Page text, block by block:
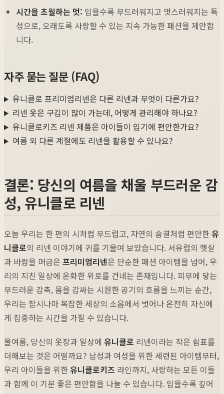
시간을 초월하는 멋: 입을수록 부드러워지고 멋스러워지는 특
성으로, 오래도록 사랑할 수 있는 지속 가능한 패션을 제안합
니다.
자주 묻는 질문 (FAQ)
유니클로 프리미엄리넨은 다른 리넨과 무엇이 다른가요?
리넨 옷은 구김이 많이 가는데, 어떻게 관리해야 하나요?
유니클로키즈 리넨 제품은 아이들이 입기에 편안한가요?
여름 외 다른 계절에도 리넨을 활용할 수 있나요?
결론: 당신의 여름을 채울 부드러운 감
성, 유니클로 리넨
오늘 우리는 한 편의 시처럼 부드럽고, 자연의 숨결처럼 편안한 유
니클로의 리넨 이야기에 귀를 기울여 보았습니다. 서유럽의 햇살
과 바람을 머금은 프리미엄리넨은 단순한 패션 아이템을 넘어, 우
리의 지친 일상에 온화한 위로를 건네는 존재입니다. 피부에 닿는
부드러운 감촉, 몸을 감싸는 시원한 공기의 흐름을 느끼는 순간,
우리는 잠시나마 복잡한 세상의 소음에서 벗어나 온전히 자신에
게 집중하는 시간을 가질 수 있습니다.
올여름, 당신의 옷장과 일상에 유니클로 리넨이라는 작은 쉼표를
더해보는 것은 어떨까요? 남성과 여성을 위한 세련된 아이템부터,
우리 아이들을 위한 유니클로키즈 라인까지, 사랑하는 모든 이들
과 함께 이 기분 좋은 편안함을 나눌 수 있습니다. 입을수록 깊어